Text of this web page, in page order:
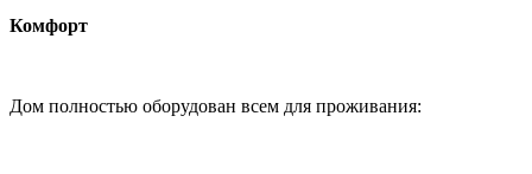
Комфорт
Дом полностью оборудован всем для проживания: